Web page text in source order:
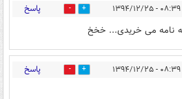
۰۸:۳۹ - ۱۳۹۴/۱۲/۲۵ 0 پاسخ
نامه می خریدی... خخخ
۰۸:۳۹ - ۱۳۹۴/۱۲/۲۵ 0 پاسخ